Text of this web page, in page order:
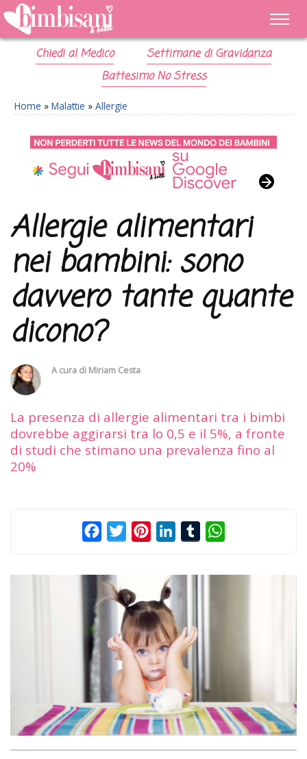
Chiedi al Medico
Settimane di Gravidanza
Battesimo No Stress
Home » Malattie » Allergie
Allergie alimentari
nei bambini: sono
davvero tante quante
dicono?
A cura di Miriam Cesta
La presenza di allergie alimentari tra i bimbi
dovrebbe aggirarsi tra lo 0,5 e il 5%, a fronte
di studi che stimano una prevalenza fino al
20%
FacebookTwitterPinterestLinkedInTumblr